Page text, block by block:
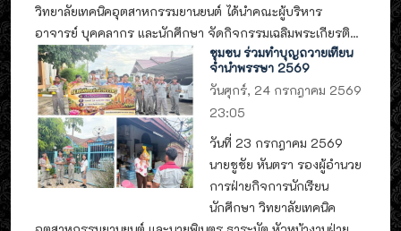
วิทยาลัยเทคนิคอุตสาหกรรมยานยนต์ ได้นำคณะผู้บริหาร
อาจารย์ บุคคลากร และนักศึกษา จัดกิจกรรมเฉลิมพระเกียรติ...
ชุมชน ร่วมทำบุญถวายเทียน
จำนำพรรษา 2569
วันศุกร์, 24 กรกฎาคม 2569
23:05
วันที่ 23 กรกฎาคม 2569
นายชูชัย หันตรา รองผู้อำนวย
การฝ่ายกิจการนักเรียน
นักศึกษา วิทยาลัยเทคนิค